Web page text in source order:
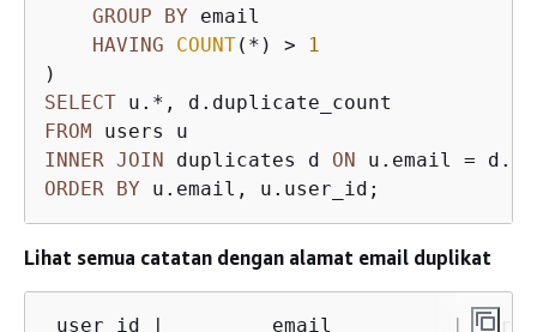
GROUP
BY email
HAVING
COUNT( * ) >
1
SELECT u. *
FROM
INNER JOIN duplicates d ON u.email =
ORDER
BY u.email, u.user_id;
Lihat semua catatan dengan alamat email duplikat
user_id |
         email
|